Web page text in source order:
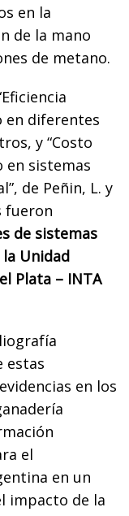
en la
de la mano
de metano.
en diferentes
y “Costo
en sistemas
de Peñin, L. y
fueron
de sistemas
Unidad
Plata – INTA
estas
en los
el
en un
impacto de la